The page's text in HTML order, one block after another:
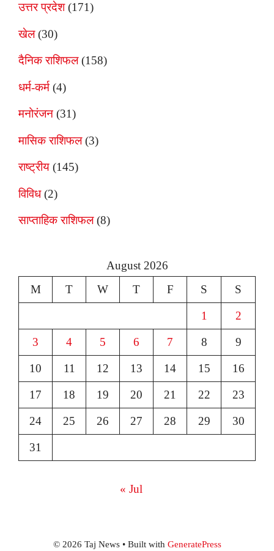
उत्तर प्रदेश(171)
खेल(30)
दैनिक राशिफल(158)
धर्म-कर्म (4)
मनोरंजन (31)
मासिक राशिफल(3)
राष्ट्रीय (145)
विविध(2)
साप्ताहिक राशिफल(8)
August 2026
M
T W T F S S
1 2
3 4 5 6 7 8 9
10 11 12 13 14 15 16
17 18 19 20 21 22 23
24 25 26 27 28 29 30
31
« Jul
© 2026 Taj News• Built with GeneratePress